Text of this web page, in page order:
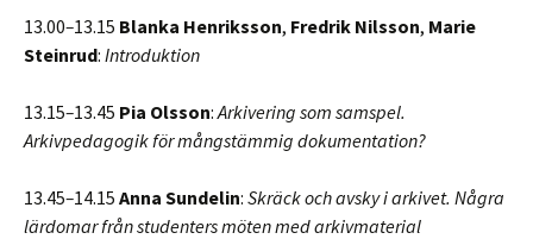
13.00–13.15 Blanka Henriksson, Fredrik Nilsson, Marie
Steinrud: Introduktion
13.15–13.45 Pia Olsson:Arkivering som samspel.
Arkivpedagogik för mångstämmig dokumentation?
13.45–14.15 Anna Sundelin: Skräck och avsky i arkivet. Några
lärdomar från studenters möten med arkivmaterial